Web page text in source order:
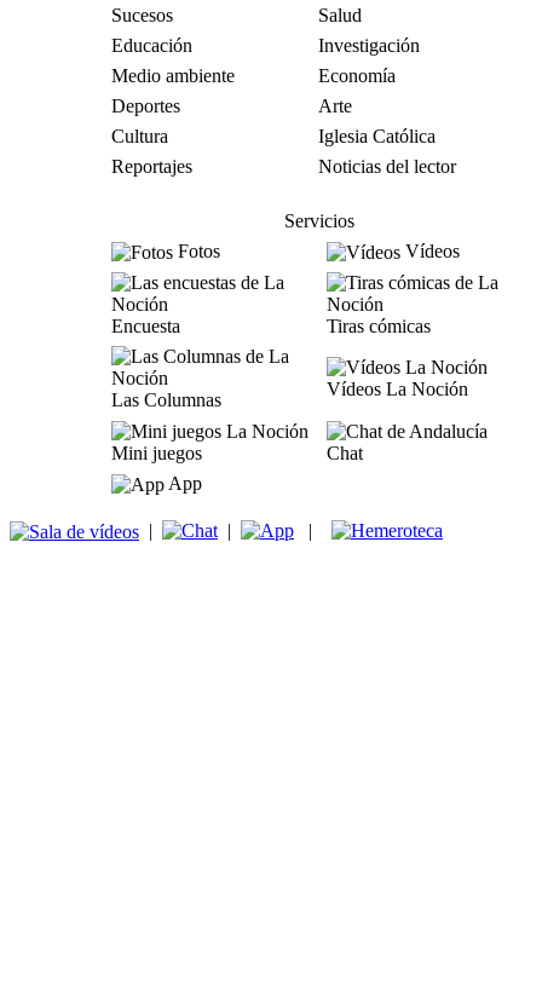
Sucesos
Salud
Educación
Investigación
Medio ambiente
Economía
Deportes
Arte
Cultura
Iglesia Católica
Reportajes
Noticias del lector
Servicios
Fotos
Vídeos
Encuesta Tiras cómicas
Las Columnas
Vídeos La Noción
Mini juegos
Chat
App
| | |